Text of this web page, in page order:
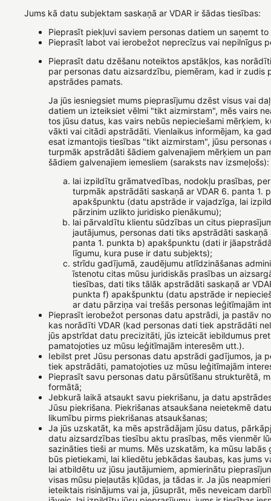
Jums kā datu subjektam saskaņā ar VDAR ir šādas tiesības:
Pieprasīt piekļuvi saviem personas datiem un saņemt to
Pieprasīt labot vai ierobežot neprecīzus vai nepilnīgus
Pieprasīt datu dzēšanu noteiktos apstākļos, kas
par personas datu aizsardzību, piemēram, kad ir zudis
apstrādes pamats.
Ja jūs iesniegsiet mums pieprasījumu dzēst visus vai
datiem un izteiksiet vēlmi "tikt aizmirstam", mēs vairs
tos jūsu datus, kas vairs nebūs nepieciešami mērķiem,
vākti vai citādi apstrādāti. Vienlaikus informējam, ka
esat izmantojis tiesības "tikt aizmirstam", jūsu
turpmāk apstrādāti šādiem galvenajiem mērķiem un
šādiem galvenajiem iemesliem (saraksts nav izsmeļošs):
lai izpildītu grāmatvedības, nodokļu prasības,
turpmāk apstrādāti saskaņā ar VDAR 6. panta 1.
apakšpunktu (datu apstrāde ir vajadzīga, lai
pārzinim uzlikto juridisko pienākumu);
lai pārvaldītu klientu sūdzības un citus
jautājumus, personas dati tiks apstrādāti saskaņā
panta 1. punkta b) apakšpunktu (dati ir
līgumu, kura puse ir datu subjekts);
strīdu gadījumā, zaudējumu atlīdzināšanas
īstenotu citas mūsu juridiskās prasības un
tiesības, dati tiks tālāk apstrādāti saskaņā ar
punkta f) apakšpunktu (datu apstrāde ir
ar datu pārziņa vai trešās personas leģitīmajām
Pieprasīt ierobežot personas datu apstrādi, ja pastāv
kas norādīti VDAR (kad personas dati tiek apstrādāti
jūs apstrīdat datu precizitāti, jūs izteicāt iebildumus
pamatojoties uz mūsu leģitīmajām interesēm utt.).
Iebilst pret Jūsu personas datu apstrādi gadījumos, ja
tiek apstrādāti, pamatojoties uz mūsu leģitīmajām
Pieprasīt savu personas datu pārsūtīšanu strukturētā,
formātā;
Jebkurā laikā atsaukt savu piekrišanu, ja datu
Jūsu piekrišana. Piekrišanas atsaukšana neietekmē
likumību pirms piekrišanas atsaukšanas;
Ja jūs uzskatāt, ka mēs apstrādājam jūsu datus,
datu aizsardzības tiesību aktu prasības, mēs vienmēr
sazināties tieši ar mums. Mēs uzskatām, ka mūsu labās
būs pietiekami, lai kliedētu jebkādas šaubas, kas jums
lai atbildētu uz jūsu jautājumiem, apmierinātu
visas mūsu pieļautās kļūdas, ja tādas ir. Ja jūs
ieteiktais risinājums vai ja, jūsuprāt, mēs neveicam